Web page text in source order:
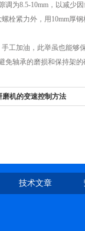
为8.5-10mm，以减少
紧力外，用10mm厚
加油，此举虽也能够
轴承的磨损和保持架的
磨机的变速控制方法
技术文章